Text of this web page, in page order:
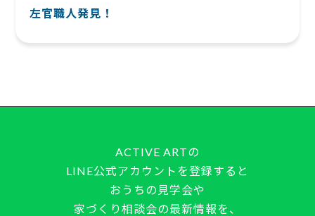
左官職人発見！
ACTIVE ARTの
LINE公式アカウントを登録すると
おうちの見学会や
家づくり相談会の最新情報を、